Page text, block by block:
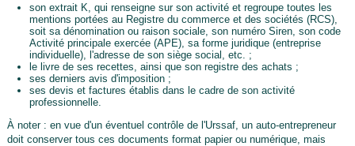
son extrait K, qui renseigne sur son activité et regroupe toutes les
mentions portées au Registre du commerce et des sociétés (RCS),
soit sa dénomination ou raison sociale, son numéro Siren, son code
Activité principale exercée (APE), sa forme juridique (entreprise
individuelle), l'adresse de son siège social, etc. ;
le livre de ses recettes, ainsi que son registre des achats ;
ses derniers avis d'imposition ;
ses devis et factures établis dans le cadre de son activité
professionnelle.
À noter : en vue d'un éventuel contrôle de l'Urssaf, un auto-entrepreneur
doit conserver tous ces documents format papier ou numérique, mais